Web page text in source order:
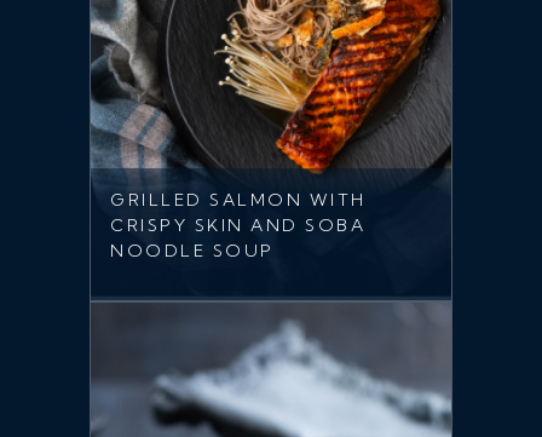
GRILLED SALMON WITH
CRISPY SKIN AND SOBA
NOODLE SOUP